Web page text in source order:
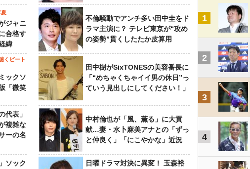
夏
ジャニ
合格す
緯
不倫騒動でアンチ多い田中圭をド
ラマ主演に？ テレビ東京が“攻め
の姿勢”貫くしたたか皮算用
くビート
ックソ
「微笑
田中樹がSixTONESの美容番長に
「“めちゃくちゃイイ男の休日”っ
ていう見出しにしてください！」
代表」
複雑な
ーの名
中村倫也が「風、薫る」に大貢
献…妻・水卜麻美アナとの「ずっ
と仲良く」「にこやかな」近況
ソック
日曜ドラマ対決に異変！ 玉森裕
1
2
3
4